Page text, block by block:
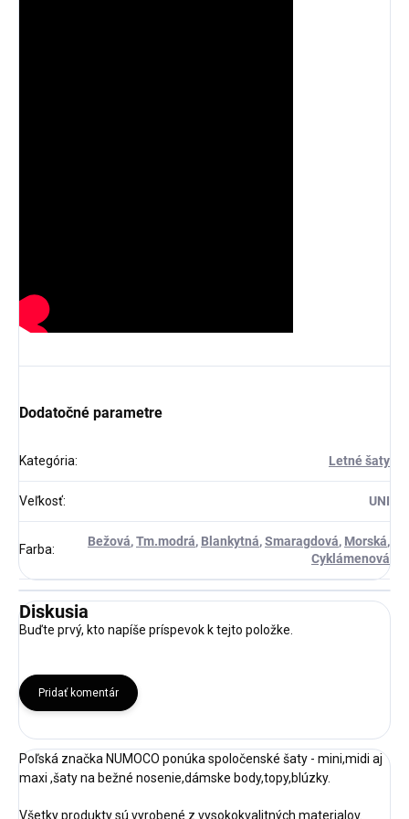
Dodatočné parametre
Kategória: Letné šaty
Veľkosť: UNI
Farba:
Bežová,Tm.modrá, Blankytná,Smaragdová, Morská,
Cyklámenová
Diskusia
Buďte prvý, kto napíše príspevok k tejto položke.
Pridať komentár
Poľská značka NUMOCO ponúka spoločenské šaty - mini,midi aj
maxi ,šaty na bežné nosenie,dámske body,topy,blúzky.
Všetky produkty sú vyrobené z vysokokvalitných materialov.